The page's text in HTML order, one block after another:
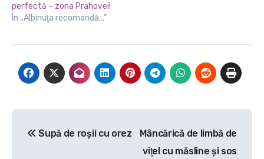
perfectă – zona Prahovei!
În „Albinuţa recomandă...”
Supă de roşii cu orez
Mâncărică de limbă de
viţel cu măsline şi sos